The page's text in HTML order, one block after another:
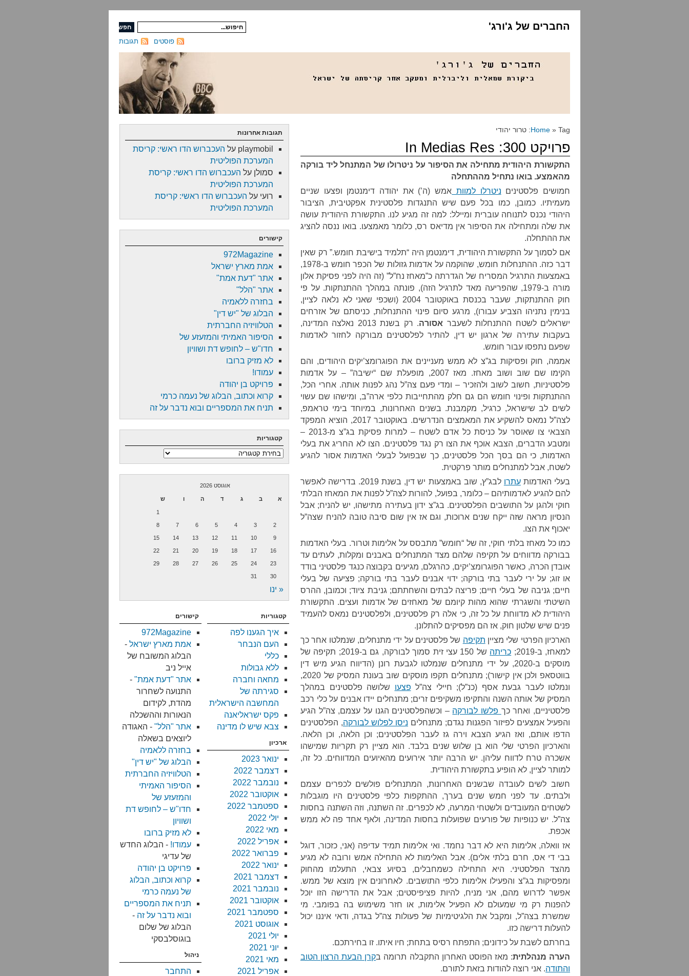
החברים של ג'ורג'
תגובות פוסטים
Home » Tag: טרור יהודי
פרויקט 300: In Medias Res
התקשורת היהודית מתחילה את הסיפור על ניטרולו של המתנחל ליד בורקה
מהאמצע. בואו נתחיל מההתחלה
חמושים פלסטינים ניטרלו למוות אמש (ה’) את יהודה דימנטמן ופצעו שניים
מעמיתיו. כמובן, כמו בכל פעם שיש התנגדות פלסטינית אפקטיבית, הציבור
היהודי נכנס לתנוחה עוברית ומיילל: למה זה מגיע לנו. התקשורת היהודית עושה
את שלה ומתחילה את הסיפור אין מדיאס רס, כלומר מאמצעו. בואו ננסה להציג
את ההתחלה.
אם לסמוך על התקשורת היהודית, דימנטמן היה “תלמיד בישיבת חומש.” רק שאין
דבר כזה. ההתנחלות חומש, שהוקמה על אדמות גזולות של הכפר חומש ב-1978,
באמצעות התרגיל המסריח של הגדרתה כ”מאחז נח”ל” (זה היה לפני פסיקת אלון
מורה ב-1979, שהפריעה מאד לתרגיל הזה), פונתה במהלך ההתנתקות. על פי
חוק ההתנתקות, שעבר בכנסת באוקטובר 2004 (ושכפי שאני לא נלאה לציין,
בנימין נתניהו הצביע עבורו), מרגע סיום פינוי ההתנחלות, כניסתם של אזרחים
ישראלים לשטח ההתנחלות לשעבר אסורה
. רק בשנת 2013 נאלצה המדינה,
בעקבות עתירה של ארגון יש דין, להתיר לפלסטינים מבורקה לחזור לאדמות
שפעם נתפסו עבור חומש.
אממה, חוק ופסיקות בג”צ לא ממש מעניינים את הפוגרומצ’יקים היהודים, והם
הקימו שם שוב ושוב מאחז. מאז 2007, מופעלת שם “ישיבה” – על אדמות
פלסטיניות, חשוב לשוב ולהזכיר – ומדי פעם צה”ל נהג לפנות אותה. אחרי הכל,
ההתנתקות ופינוי חומש הם גם חלק מהתחייבות כלפי ארה”ב, ומישהו שם עשוי
לשים לב שישראל, כרגיל, מקמבנת. בשנים האחרונות, במיוחד בימי טראמפ,
לצה”ל נמאס להשקיע את המאמצים הנדרשים. באוקטובר 2017, הוציא המפקד
הצבאי צו שאוסר על כניסת כל אדם לשטח – למרות פסיקת בג”צ מ-2013 –
ומטבע הדברים, הצבא אוכף את הצו רק נגד פלסטינים. הצו לא החריג את בעלי
האדמות, כי הם בסך הכל פלסטינים, כך שבפועל לבעלי האדמות אסור להגיע
לשטח, אבל למתנחלים מותר פרקטית.
בעלי האדמותעתרו
לבג”ץ, שוב באמצעות יש דין, בשנת 2019. בדרישה לאפשר
להם להגיע לאדמותיהם – כלומר, בפועל, להורות לצה”ל לפנות את המאחז הבלתי
חוקי ולהגן על התושבים הפלסטינים. בג”צ ידון בעתירה מתישהו, יש להניח; אבל
הנסיון מראה שזה ייקח שנים ארוכות, וגם אז אין שום סיבה טובה להניח שצה”ל
יאכוף את הצו.
כמו כל מאחז בלתי חוקי, זה של “חומש” מתבסס על אלימות וטרור. בעלי האדמות
בבורקה מדווחים על תקיפה שלהם מצד המתנחלים באבנים ומקלות, לעתים עד
אובדן הכרה, כאשר הפוגרומצ’יקים, כהרגלם, מגיעים בקבוצה כנגד פלסטיני בודד
או זוג; על ירי לעבר בתי בורקה; ידוי אבנים לעבר בתי בורקה; פציעה של בעלי
חיים; גניבה של בעלי חיים; פריצה לבתים והשחתתם; גניבת ציוד; וכמובן, ההרס
השיטתי והשגרתי שהוא מהות קיומם של מאחזים של אדמות ועצים. התקשורת
היהודית לא מדווחת על כל זה, כי אלה רק פלסטינים, ולפלסטינים נמאס להעמיד
פנים שיש שלטון חוק, אז הם מפסיקים להתלונן.
הארכיון הפרטי שלי מציין תקיפה של פלסטינים על ידי מתנחלים, שנמלטו אחר כך
למאחז, ב-2019;
כריתה
של 150 עצי זית סמוך לבורקה, גם ב-2019; תקיפה של
מוסקים ב-2020, על ידי מתנחלים שנמלטו לגבעת רונן (הדיווח הגיע מיש דין
בווטסאפ ולכן אין קישור); מתנחלים תקפו מוסקים שוב בעונת המסיק של 2020,
ונמלטו לעבר גבעת אסף (כנ”ל); חיילי צה”ל פצעו שלושה פלסטינים במהלך
המסיק של אותה השנה והתקיפו משקיפים זרים; מתנחלים יידו אבנים על כלי רכב
פלסטיניים, ואחר כך פלשו לבורקה – וכשהפלסטינים הגנו על עצמם, צה”ל הגיע
והפעיל אמצעים לפיזור הפגנות נגדם; מתנחלים ניסו לפלוש לבורקה, הפלסטינים
הדפו אותם, ואז הגיע הצבא וירה גז לעבר הפלסטינים; וכן הלאה, וכן הלאה.
והארכיון הפרטי שלי הוא בן שלוש שנים בלבד. הוא מציין רק תקריות שמישהו
אשכרה טרח לדווח עליהן. יש הרבה יותר אירועים מהאיועים המדווחים. כל זה,
למותר לציין, לא הופיע בתקשורת היהודית.
חשוב לשים לעובדה שבשנים האחרונות, המתנחלים פולשים לכפרים עצמם
ולבתים. עד לפני חמש שנים בערך, ההתקפות כלפי פלסטינים היו מוגבלות
לשטחים המעובדים ולשטחי המרעה, לא לכפרים. זה השתנה, וזה השתנה בחסות
צה”ל. יש כנופיות של פורעים שפועלות בחסות המדינה, ולאף אחד פה לא ממש
אכפת.
אז וואלה, אלימות היא לא דבר נחמד. ואי אלימות תמיד עדיפה (אני, כזכור, דוגל
בבי די אס, חרם בלתי אלים). אבל האלימות לא התחילה אמש ורובה לא מגיע
מהצד הפלסטיני. היא התחילה כשמחבלים, בסיוע צבאי, התעלמו מהחוק
ומפסיקות בג”צ והפעילו אלימות כלפי התושבים. לאחרונים אין מוצא של ממש.
אפשר לדרוש מהם, אני מניח, להיות פציפיסטים; אבל את הדרישה הזו יוכל
להפנות רק מי שמעולם לא הפעיל אלימות, או חזר משימוש בה בפומבי. מי
שמשרת בצה”ל, ומקבל את הלגיטימיות של פעולות צה”ל בגדה, ודאי איננו יכול
להעלות דרישה כזו.
בחרתם לשבת על כידונים; התפתח רסיס בתחת; חיו איתו. זו בחירתכם.
הערה מנהלתית: מאז הפוסט האחרון התקבלה תרומה בקרן הבעת הרצון הטוב
והתודה. אני רוצה להודות בזאת לתורם.
תגובות אחרונות
playmobil על העכברוש הדו ראשי: קריסת
המערכת הפוליטית
סמולן על העכברוש הדו ראשי: קריסת
המערכת הפוליטית
רועי על העכברוש הדו ראשי: קריסת
המערכת הפוליטית
קישורים
972Magazine
אמת מארץ ישראל
אתר "דעת אמת"
אתר "הלל"
בחזרה ללאמיה
הבלוג של "יש דין"
הטלוויזיה החברתית
הסיפור האמיתי והמזעזע של
חדו"ש – לחופש דת ושוויון
לא מזיק ברובו
עמודו!
פרויקט בן יהודה
קרוא וכתוב, הבלוג של נעמה כרמי
תניח את המספריים ובוא נדבר על זה
קטגוריות
קטגוריות
אוגוסט 2026
א ב ג ד ה ו ש
1
2
3
4
5
6
7
8
9
10
11
12
13
14
15
16
17
18
19
20
21
22
23
24
25
26
27
28
29
30
31
« ינו
קטגוריות
איך הגענו לפה
העם הנבחר
כללי
ללא גבולות
מחאה וחברה
סגירתה של
המחשבה הישראלית
פקס ישראליאנה
צבא שיש לו מדינה
ארכיון
ינואר 2023
דצמבר 2022
נובמבר 2022
אוקטובר 2022
ספטמבר 2022
יולי 2022
מאי 2022
אפריל 2022
פברואר 2022
ינואר 2022
דצמבר 2021
נובמבר 2021
אוקטובר 2021
ספטמבר 2021
אוגוסט 2021
יולי 2021
יוני 2021
מאי 2021
אפריל 2021
קישורים
972Magazine
אמת מארץ ישראל -
הבלוג המשובח של
אייל ניב
אתר "דעת אמת" -
התנועה לשחרור
מהדת, לקידום
הנאורות וההשכלה
אתר "הלל" - האגודה
ליוצאים בשאלה
בחזרה ללאמיה
הבלוג של "יש דין"
הטלוויזיה החברתית
הסיפור האמיתי
והמזעזע של
חדו"ש – לחופש דת
ושוויון
לא מזיק ברובו
עמודו! - הבלוג החדש
של עדיגי
פרויקט בן יהודה
קרוא וכתוב, הבלוג
של נעמה כרמי
תניח את המספריים
ובוא נדבר על זה -
הבלוג של שלום
בוגוסלבסקי
ניהול
התחבר